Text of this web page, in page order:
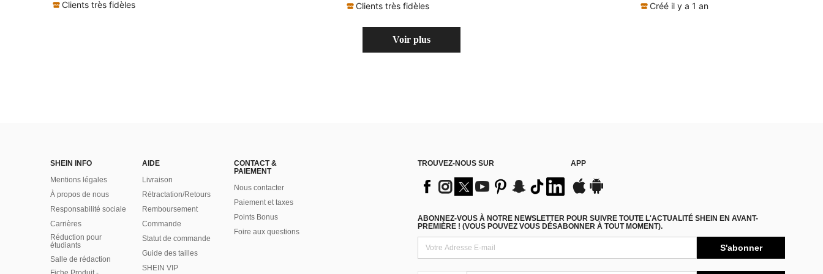
Clients très fidèles
Clients très fidèles
(1000+)
Créé il y a 1 an
Voir plus
SHEIN INFO
Mentions légales
À propos de nous
Responsabilité sociale
Carrières
Réduction pour
étudiants
Salle de rédaction
AIDE
Livraison
Rétractation/Retours
Remboursement
Commande
Statut de commande
Guide des tailles
SHEIN VIP
CONTACT &
PAIEMENT
Nous contacter
Paiement et taxes
Points Bonus
Foire aux questions
TROUVEZ-NOUS SUR APP
ABONNEZ-VOUS À NOTRE NEWSLETTER POUR SUIVRE TOUTE L'ACTUALITÉ SHEIN EN AVANT-
PREMIÈRE ! (VOUS POUVEZ VOUS DÉSABONNER À TOUT MOMENT).
S'abonner